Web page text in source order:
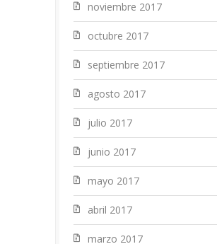
noviembre 2017
octubre 2017
septiembre 2017
agosto 2017
julio 2017
junio 2017
mayo 2017
abril 2017
marzo 2017